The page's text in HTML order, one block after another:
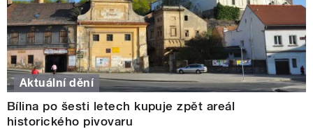
Aktuální dění
Bílina po šesti letech kupuje zpět areál
historického pivovaru